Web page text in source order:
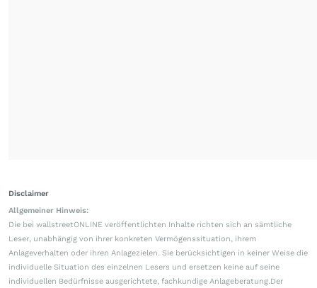
Disclaimer
Allgemeiner Hinweis:
Die bei wallstreetONLINE veröffentlichten Inhalte richten sich an sämtliche
Leser, unabhängig von ihrer konkreten Vermögenssituation, ihrem
Anlageverhalten oder ihren Anlagezielen. Sie berücksichtigen in keiner Weise die
individuelle Situation des einzelnen Lesers und ersetzen keine auf seine
individuellen Bedürfnisse ausgerichtete, fachkundige Anlageberatung.Der